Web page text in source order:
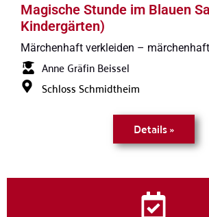
Magische Stunde im Blauen
Kindergärten)
Märchenhaft verkleiden –
Anne Gräfin Beissel
Schloss Schmidtheim
Details »